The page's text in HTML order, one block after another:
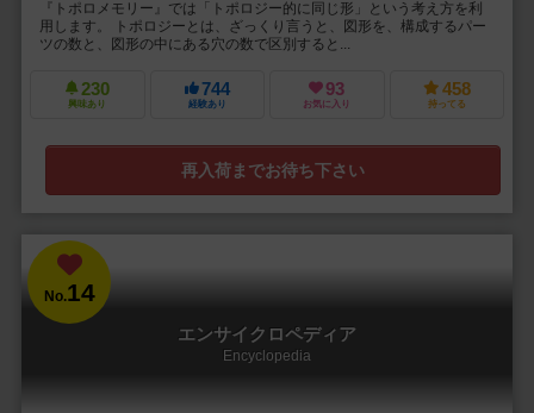
『トポロメモリー』では「トポロジー的に同じ形」という考え方を利
用します。 トポロジーとは、ざっくり言うと、図形を、構成するパー
ツの数と、図形の中にある穴の数で区別すると...
230
興味あり
744
経験あり
93
お気に入り
458
持ってる
再入荷までお待ち下さい
No.14
エンサイクロペディア
Encyclopedia